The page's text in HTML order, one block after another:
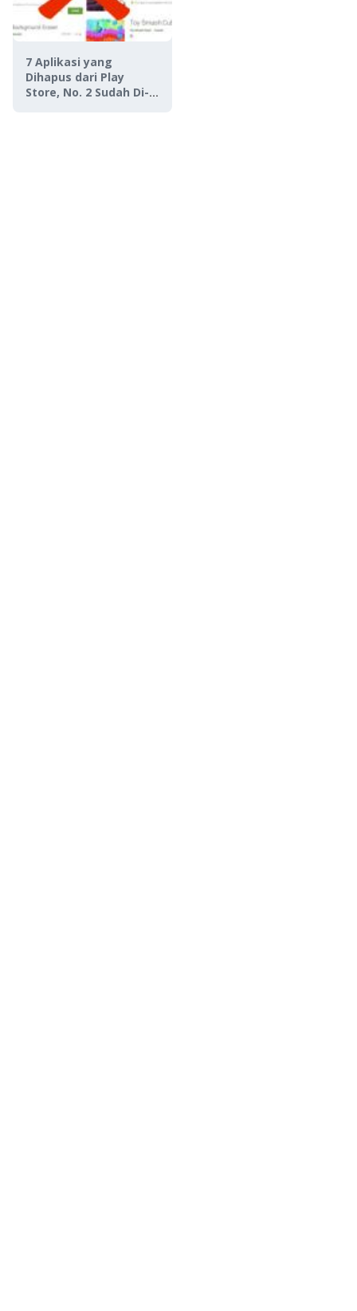
7 Aplikasi yang
Dihapus dari Play
Store, No. 2 Sudah Di-